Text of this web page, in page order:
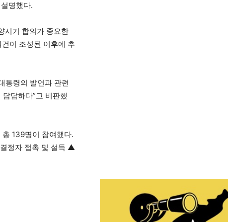
명했다.
시기 합의가 중요한
이 조성된 이후에 추
통령의 발언과 관련
답하다”고 비판했
139명이 참여했다.
정자 접촉 및 설득 ▲